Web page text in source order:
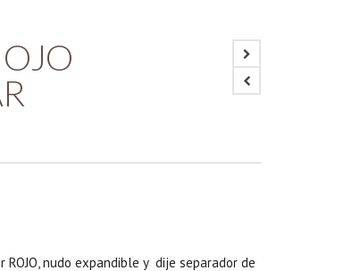
nudo expandible y dije separador de